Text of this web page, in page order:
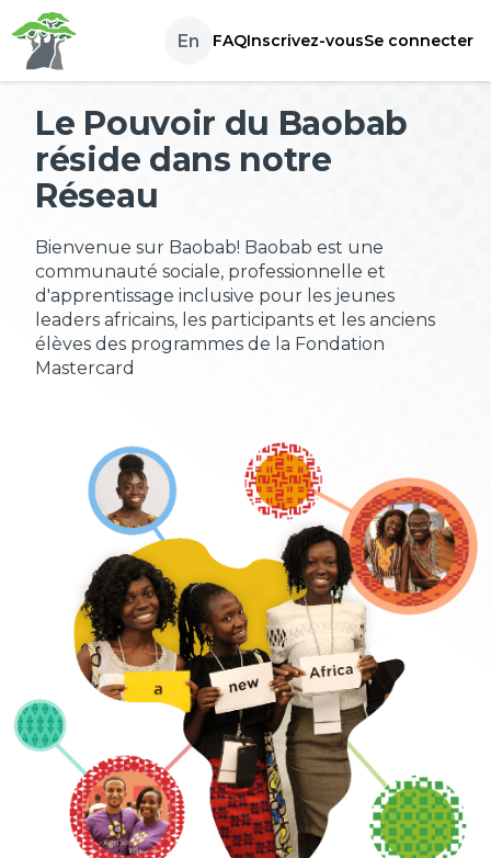
Passer au contenu
En FAQInscrivez-vousSe connecter
Le Pouvoir du Baobab
réside dans notre
Réseau
Bienvenue sur Baobab! Baobab est une
communauté sociale, professionnelle et
d'apprentissage inclusive pour les jeunes
leaders africains, les participants et les anciens
élèves des programmes de la Fondation
Mastercard